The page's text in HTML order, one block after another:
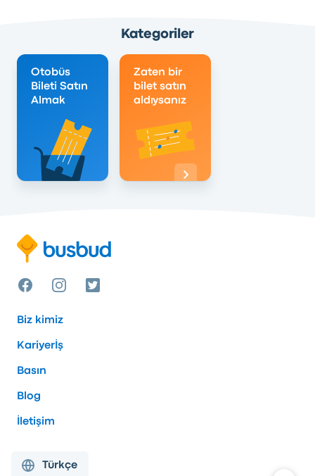
Kategoriler
Otobüs
Bileti Satın
Almak
Zaten bir
bilet satın
aldıysanız
Biz kimiz
Kariyerİş
Basın
Blog
İletişim
Türkçe